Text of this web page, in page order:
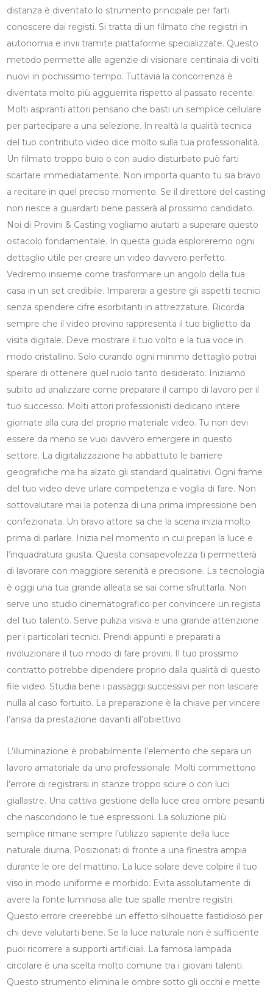
distanza è diventato lo strumento principale per farti
conoscere dai registi. Si tratta di un filmato che registri in
autonomia e invii tramite piattaforme specializzate. Questo
metodo permette alle agenzie di visionare centinaia di volti
nuovi in pochissimo tempo. Tuttavia la concorrenza è
diventata molto più agguerrita rispetto al passato recente.
Molti aspiranti attori pensano che basti un semplice cellulare
per partecipare a una selezione. In realtà la qualità tecnica
del tuo contributo video dice molto sulla tua professionalità.
Un filmato troppo buio o con audio disturbato può farti
scartare immediatamente. Non importa quanto tu sia bravo
a recitare in quel preciso momento. Se il direttore del casting
non riesce a guardarti bene passerà al prossimo candidato.
Noi di Provini & Casting vogliamo aiutarti a superare questo
ostacolo fondamentale. In questa guida esploreremo ogni
dettaglio utile per creare un video davvero perfetto.
Vedremo insieme come trasformare un angolo della tua
casa in un set credibile. Imparerai a gestire gli aspetti tecnici
senza spendere cifre esorbitanti in attrezzature. Ricorda
sempre che il video provino rappresenta il tuo biglietto da
visita digitale. Deve mostrare il tuo volto e la tua voce in
modo cristallino. Solo curando ogni minimo dettaglio potrai
sperare di ottenere quel ruolo tanto desiderato. Iniziamo
subito ad analizzare come preparare il campo di lavoro per il
tuo successo. Molti attori professionisti dedicano intere
giornate alla cura del proprio materiale video. Tu non devi
essere da meno se vuoi davvero emergere in questo
settore. La digitalizzazione ha abbattuto le barriere
geografiche ma ha alzato gli standard qualitativi. Ogni frame
del tuo video deve urlare competenza e voglia di fare. Non
sottovalutare mai la potenza di una prima impressione ben
confezionata. Un bravo attore sa che la scena inizia molto
prima di parlare. Inizia nel momento in cui prepari la luce e
l’inquadratura giusta. Questa consapevolezza ti permetterà
di lavorare con maggiore serenità e precisione. La tecnologia
è oggi una tua grande alleata se sai come sfruttarla. Non
serve uno studio cinematografico per convincere un regista
del tuo talento. Serve pulizia visiva e una grande attenzione
per i particolari tecnici. Prendi appunti e preparati a
rivoluzionare il tuo modo di fare provini. Il tuo prossimo
contratto potrebbe dipendere proprio dalla qualità di questo
file video. Studia bene i passaggi successivi per non lasciare
nulla al caso fortuito. La preparazione è la chiave per vincere
l’ansia da prestazione davanti all’obiettivo.
L’illuminazione è probabilmente l’elemento che separa un
lavoro amatoriale da uno professionale. Molti commettono
l’errore di registrarsi in stanze troppo scure o con luci
giallastre. Una cattiva gestione della luce crea ombre pesanti
che nascondono le tue espressioni. La soluzione più
semplice rimane sempre l’utilizzo sapiente della luce
naturale diurna. Posizionati di fronte a una finestra ampia
durante le ore del mattino. La luce solare deve colpire il tuo
viso in modo uniforme e morbido. Evita assolutamente di
avere la fonte luminosa alle tue spalle mentre registri.
Questo errore creerebbe un effetto silhouette fastidioso per
chi deve valutarti bene. Se la luce naturale non è sufficiente
puoi ricorrere a supporti artificiali. La famosa lampada
circolare è una scelta molto comune tra i giovani talenti.
Questo strumento elimina le ombre sotto gli occhi e mette